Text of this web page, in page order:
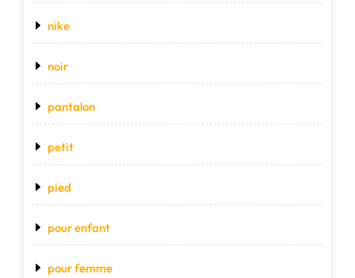
nike
noir
pantalon
petit
pied
pour enfant
pour femme